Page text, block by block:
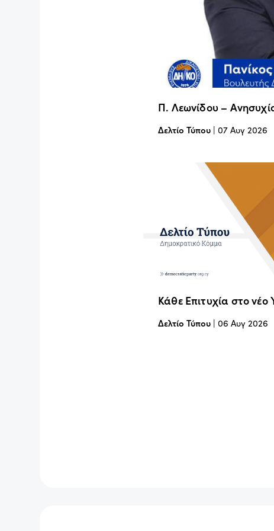
Π. Λεωνίδου –
Δελτίο Τύπου | 07 Αυγ 2026
Κάθε Επιτυχία στο νέο
Δελτίο Τύπου | 06 Αυγ 2026